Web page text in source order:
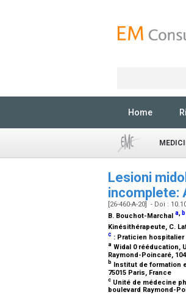
Home
Lesioni
incomplete:
[26-460-A-20] - Doi :
B. Bouchot-Marchal a, b
Kinésithérapeute, C.
c : Praticien hospitalier
a Widal 0 rééducation,
Raymond-Poincaré,
b Institut de formation
75015 Paris, France
c Unité de médecine
boulevard Raymond-